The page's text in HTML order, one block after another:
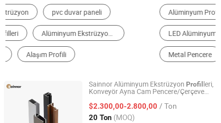
Alüminyum Profil Plastik Profil
LED Alüminyum Profil Fiberglas Profil
Metal Pencere
Sainnor Alüminyum Ekstrüzyon Profilleri,
Konveyör Ayna Cam Pencere/Çerçeve
Sinksiz Fabrika Fiyatı ile
$2.300,00-2.800,00 / Ton
20 Ton (MOQ)
Linyi Shengao Aluminum Industry Co., Ltd.
Shandong, China Fiyat 2024